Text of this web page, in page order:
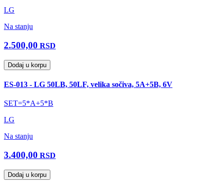
LG
Na stanju
2.500,00 RSD
Dodaj u korpu
ES-013 - LG 50LB, 50LF, velika sočiva, 5A+5B, 6V
SET=5*A+5*B
LG
Na stanju
3.400,00 RSD
Dodaj u korpu